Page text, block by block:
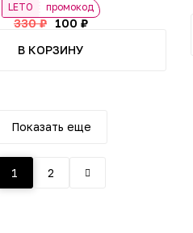
LETO промокод
330 ₽
100 ₽
В КОРЗИНУ
Показать еще
1 2